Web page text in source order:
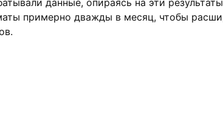
данные, опираясь на эти
примерно дважды в месяц, чтобы